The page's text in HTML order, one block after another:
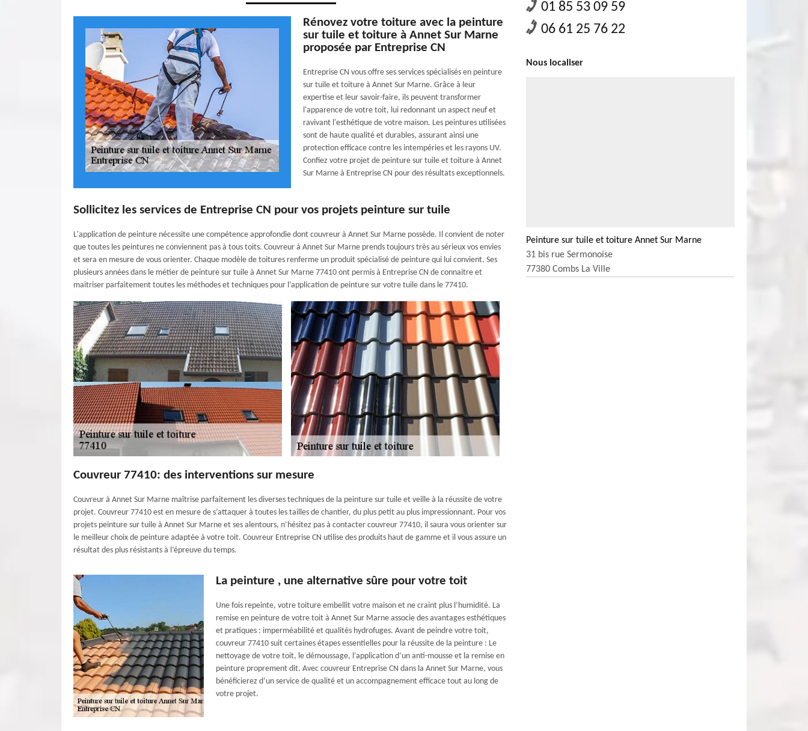
Rénovez votre toiture avec la peinture
sur tuile et toiture à Annet Sur Marne
proposée par Entreprise CN
Entreprise CN vous offre ses services spécialisés en peinture
sur tuile et toiture à Annet Sur Marne. Grâce à leur
expertise et leur savoir-faire, ils peuvent transformer
l'apparence de votre toit, lui redonnant un aspect neuf et
ravivant l'esthétique de votre maison. Les peintures utilisées
sont de haute qualité et durables, assurant ainsi une
protection efficace contre les intempéries et les rayons UV.
Confiez votre projet de peinture sur tuile et toiture à Annet
Sur Marne à Entreprise CN pour des résultats exceptionnels.
Sollicitez les services de Entreprise CN pour vos projets peinture sur tuile
L'application de peinture nécessite une compétence approfondie dont couvreur à Annet Sur Marne possède. Il convient de noter
que toutes les peintures ne conviennent pas à tous toits. Couvreur à Annet Sur Marne prends toujours très au sérieux vos envies
et sera en mesure de vous orienter. Chaque modèle de toitures renferme un produit spécialisé de peinture qui lui convient. Ses
plusieurs années dans le métier de peinture sur tuile à Annet Sur Marne 77410 ont permis à Entreprise CN de connaitre et
maitriser parfaitement toutes les méthodes et techniques pour l’application de peinture sur votre tuile dans le 77410.
Couvreur 77410: des interventions sur mesure
Couvreur à Annet Sur Marne maîtrise parfaitement les diverses techniques de la peinture sur tuile et veille à la réussite de votre
projet. Couvreur 77410 est en mesure de s’attaquer à toutes les tailles de chantier, du plus petit au plus impressionnant. Pour vos
projets peinture sur tuile à Annet Sur Marne et ses alentours, n’hésitez pas à contacter couvreur 77410, il saura vous orienter sur
le meilleur choix de peinture adaptée à votre toit. Couvreur Entreprise CN utilise des produits haut de gamme et il vous assure un
résultat des plus résistants à l’épreuve du temps.
La peinture , une alternative sûre pour votre toit
Une fois repeinte, votre toiture embellit votre maison et ne craint plus l’humidité. La
remise en peinture de votre toit à Annet Sur Marne associe des avantages esthétiques
et pratiques : imperméabilité et qualités hydrofuges. Avant de peindre votre toit,
couvreur 77410 suit certaines étapes essentielles pour la réussite de la peinture : Le
nettoyage de votre toit, le démoussage, l’application d’un anti-mousse et la remise en
peinture proprement dit. Avec couvreur Entreprise CN dans la Annet Sur Marne, vous
bénéficierez d’un service de qualité et un accompagnement efficace tout au long de
votre projet.
01 85 53 09 59
06 61 25 76 22
Nous localiser
Peinture sur tuile et toiture Annet Sur Marne
31 bis rue Sermonoise
77380 Combs La Ville